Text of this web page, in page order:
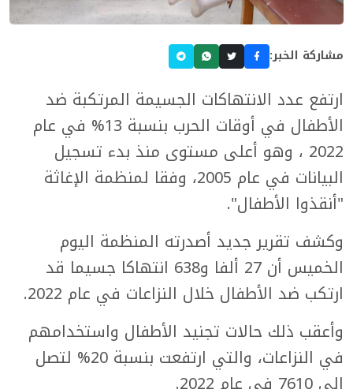
مشاركة الخبر:
ارتفع عدد الانتهاكات الجسيمة المرتكبة ضد
الأطفال في أوقات الحرب بنسبة 13% في عام
2022 ، وهو أعلى مستوى منذ بدء تسجيل
البيانات في عام 2005، وفقا لمنظمة الإغاثة
"أنقذوا الأطفال".
وكشف تقرير جديد أصدرته المنظمة اليوم
الخميس أن 27 ألفا و638 انتهاكا جسيما قد
ارتكب ضد الأطفال خلال النزاعات في عام 2022.
وأعقب ذلك حالات تجنيد الأطفال واستخدامهم
في النزاعات، والتي ارتفعت بنسبة 20% لتصل